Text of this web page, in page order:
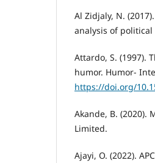
Al Zidjaly, N.
analysis of political
Attardo, S. (1997).
humor. Humor-
https://doi.org/
Akande, B. (2020).
Limited.
Ajayi, O. (2022).